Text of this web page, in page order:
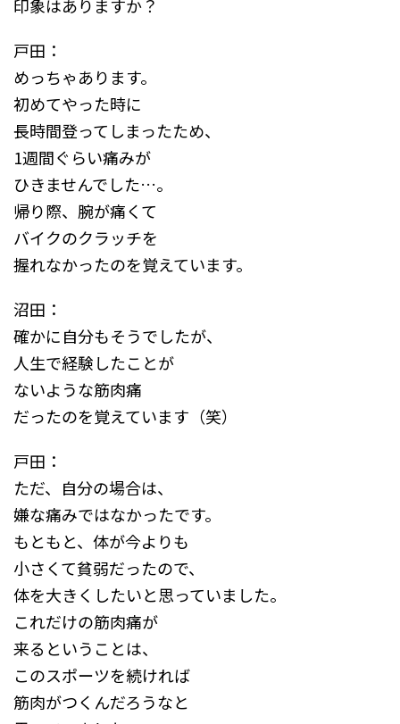
印象はありますか？
戸田：
めっちゃあります。
初めてやった時に
長時間登ってしまったため、
1週間ぐらい痛みが
ひきませんでした…。
帰り際、腕が痛くて
バイクのクラッチを
握れなかったのを覚えています。
沼田：
確かに自分もそうでしたが、
人生で経験したことが
ないような筋肉痛
だったのを覚えています（笑）
戸田：
ただ、自分の場合は、
嫌な痛みではなかったです。
もともと、体が今よりも
小さくて貧弱だったので、
体を大きくしたいと思っていました。
これだけの筋肉痛が
来るということは、
このスポーツを続ければ
筋肉がつくんだろうなと